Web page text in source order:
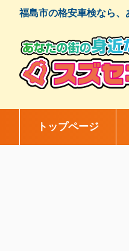
ッ
福島市の格安車検なら、
トップページ